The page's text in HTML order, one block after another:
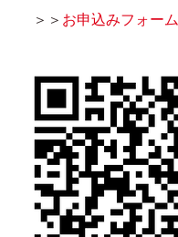
＞＞ お申込みフォーム